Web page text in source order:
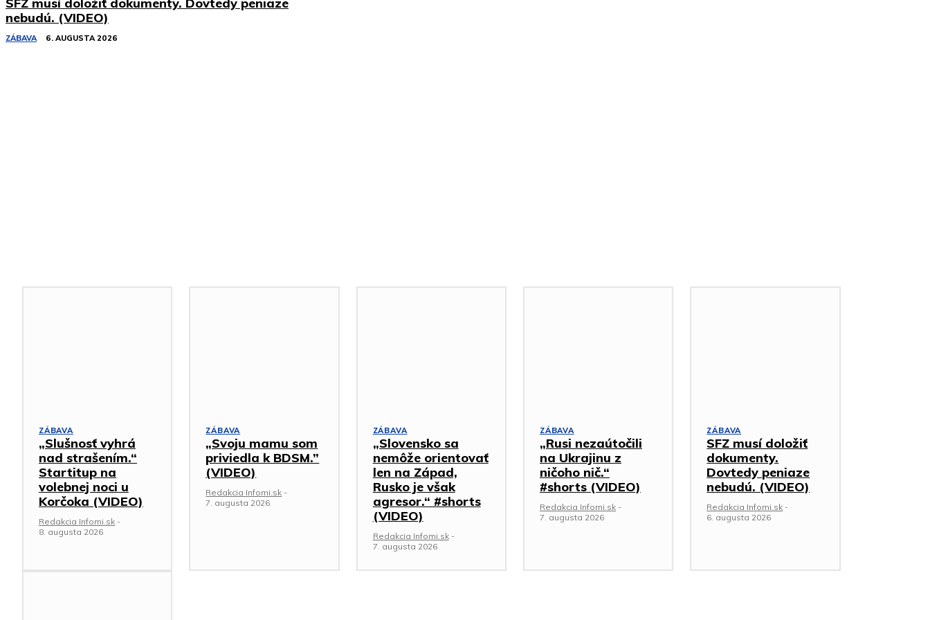
nebudú. (VIDEO)
ZÁBAVA 6. AUGUSTA 2026
ZÁBAVA
„Slušnosť vyhrá
nad strašením.“
Startitup na
volebnej noci u
Korčoka (VIDEO)
Redakcia Infomi.sk -
8. augusta 2026
ZÁBAVA
„Svoju mamu som
priviedla k BDSM.”
(VIDEO)
Redakcia Infomi.sk -
7. augusta 2026
ZÁBAVA
„Slovensko sa
nemôže orientovať
len na Západ,
Rusko je však
agresor.“ #shorts
(VIDEO)
Redakcia Infomi.sk -
7. augusta 2026
ZÁBAVA
„Rusi nezaútočili
na Ukrajinu z
ničoho nič.“
#shorts (VIDEO)
Redakcia Infomi.sk -
7. augusta 2026
ZÁBAVA
SFZ musí doložiť
dokumenty.
Dovtedy peniaze
nebudú. (VIDEO)
Redakcia Infomi.sk -
6. augusta 2026